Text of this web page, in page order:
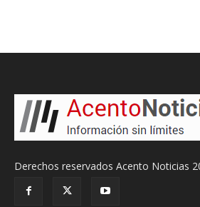
Derechos reservados Acento Noticias